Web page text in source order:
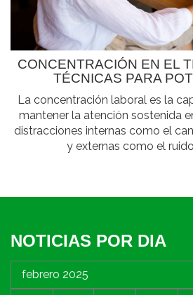
CONCENTRACIÓN EN EL
TÉCNICAS PARA
La concentración laboral es la
mantener la atención sostenida
distracciones internas como el
y externas como el
NOTICIAS POR DIA
febrero 2025